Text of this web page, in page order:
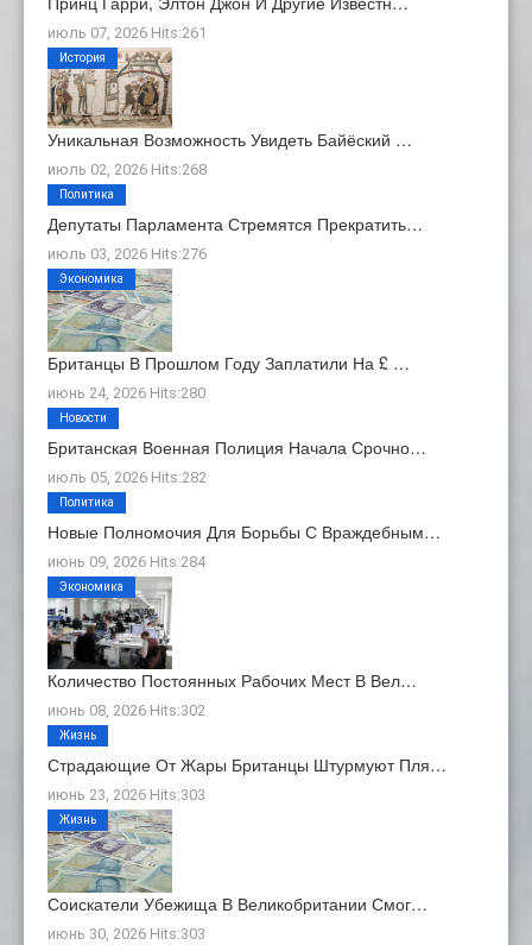
июль 07, 2026 Hits:261
Уникальная Возможность Увидеть Байёский …
июль 02, 2026 Hits:268
История
Депутаты Парламента Стремятся Прекратить…
июль 03, 2026 Hits:276
Политика
Британцы В Прошлом Году Заплатили На £ …
июнь 24, 2026 Hits:280
Экономика
Британская Военная Полиция Начала Срочно…
июль 05, 2026 Hits:282
Новости
Новые Полномочия Для Борьбы С Враждебным…
июнь 09, 2026 Hits:284
Политика
Количество Постоянных Рабочих Мест В Вел…
июнь 08, 2026 Hits:302
Экономика
Страдающие От Жары Британцы Штурмуют Пля…
июнь 23, 2026 Hits:303
Жизнь
Соискатели Убежища В Великобритании Смог…
июнь 30, 2026 Hits:303
Жизнь